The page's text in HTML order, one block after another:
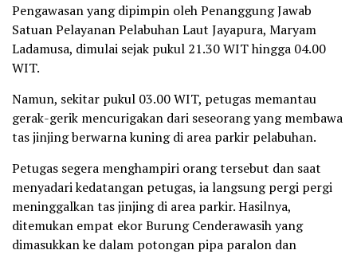
Pengawasan yang dipimpin oleh Penanggung Jawab
Satuan Pelayanan Pelabuhan Laut Jayapura, Maryam
Ladamusa, dimulai sejak pukul 21.30 WIT hingga 04.00
WIT.
Namun, sekitar pukul 03.00 WIT, petugas memantau
gerak-gerik mencurigakan dari seseorang yang membawa
tas jinjing berwarna kuning di area parkir pelabuhan.
Petugas segera menghampiri orang tersebut dan saat
menyadari kedatangan petugas, ia langsung pergi pergi
meninggalkan tas jinjing di area parkir. Hasilnya,
ditemukan empat ekor Burung Cenderawasih yang
dimasukkan ke dalam potongan pipa paralon dan